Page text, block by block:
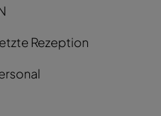
Rezeption